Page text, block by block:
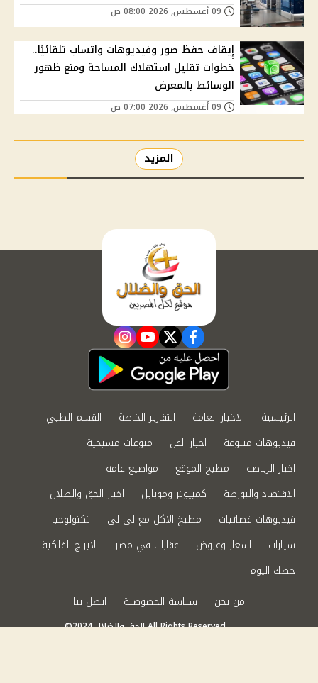
إيقاف حفظ صور وفيديوهات واتساب تلقائيًا..
خطوات تقليل استهلاك المساحة ومنع ظهور
الوسائط بالمعرض
المزيد
facebook
twitter
youtube
instagram
الرئيسية الاخبار العامة التقارير الخاصة
القسم الطبي
فيديوهات متنوعة
اخبار الفن
منوعات مسيحية
اخبار الرياضة
مطبخ الموقع
مواضيع عامة
الاقتصاد والبورصة
كمبيوتر وموبايل
اخبار الحق والضلال
فيديوهات فضائيات
مطبخ الاكل مع لى لى
تكنولوجيا
سيارات
اسعار وعروض عقارات في مصر
الابراج الفلكية
حظك اليوم
من نحن
سياسة الخصوصية اتصل بنا
©2024 الحق والضلال All Rights Reserved.